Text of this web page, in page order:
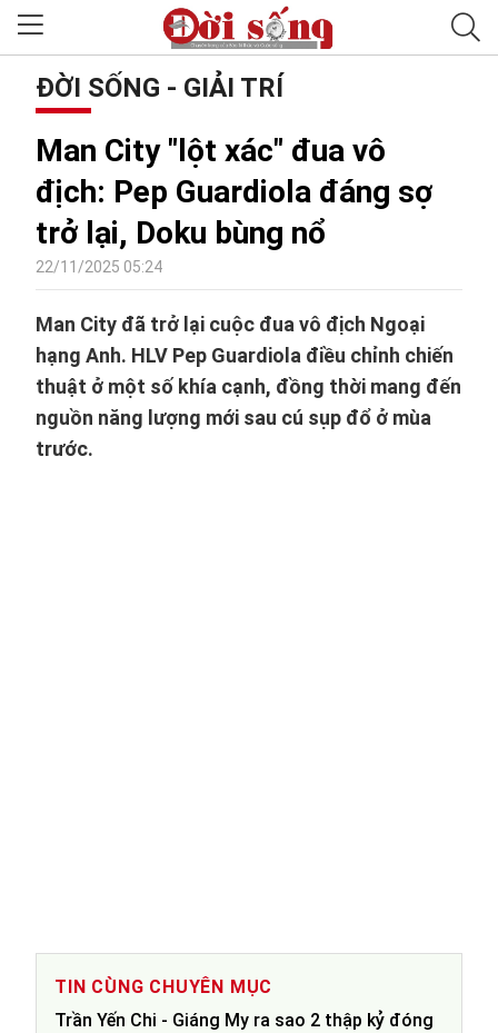
ĐỜI SỐNG - GIẢI TRÍ
Man City "lột xác" đua vô
địch: Pep Guardiola đáng sợ
trở lại, Doku bùng nổ
22/11/2025 05:24
Man City đã trở lại cuộc đua vô địch Ngoại
hạng Anh. HLV Pep Guardiola điều chỉnh chiến
thuật ở một số khía cạnh, đồng thời mang đến
nguồn năng lượng mới sau cú sụp đổ ở mùa
trước.
TIN CÙNG CHUYÊN MỤC
Trần Yến Chi - Giáng My ra sao 2 thập kỷ đóng